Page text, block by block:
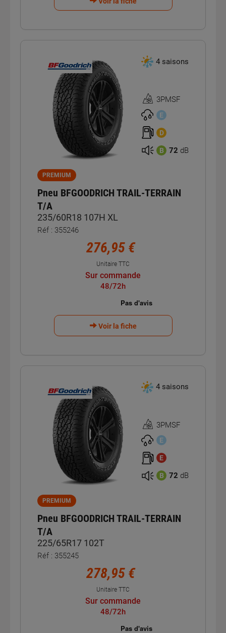
4 saisons
Homologation
3PMSF
3PMSF
E
D
B 72 dB
PREMIUM
Pneu BFGOODRICH TRAIL-TERRAIN
T/A
235/60R18 107H XL
Réf : 355246
276,95 €
Unitaire TTC
Sur commande
48/72h
Voir la fiche
4 saisons
Homologation
3PMSF
3PMSF
E
E
B 72 dB
PREMIUM
Pneu BFGOODRICH TRAIL-TERRAIN
T/A
225/65R17 102T
Réf : 355245
278,95 €
Unitaire TTC
Sur commande
48/72h